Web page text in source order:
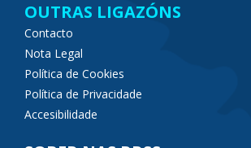
OUTRAS LIGAZÓNS
Contacto
Nota Legal
Política de Cookies
Política de Privacidade
Accesibilidade